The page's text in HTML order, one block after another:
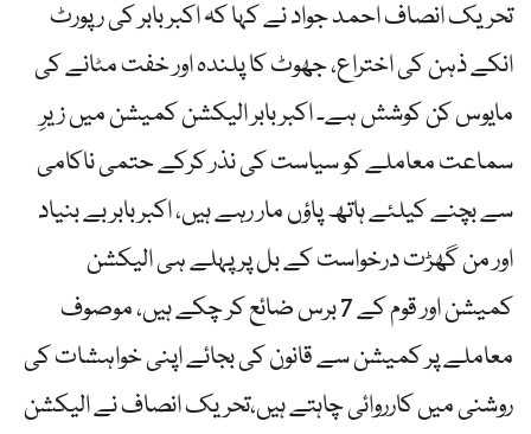
تحریک انصاف احمد جواد نے کہا کہ اکبر بابر کی رپورٹ
انکے ذہن کی اختراع، جھوٹ کا پلندہ اور خفت مٹانے کی
مایوس کن کوشش ہے۔ اکبر بابر الیکشن کمیشن میں زیرِ
سماعت معاملے کو سیاست کی نذر کرکے حتمی ناکامی
سے بچنے کیلئے ہاتھ پاؤں مار رہے ہیں، اکبر بابر بے بنیاد
اور من گھڑت درخواست کے بل پر پہلے ہی الیکشن
کمیشن اور قوم کے 7 برس ضائع کر چکے ہیں، موصوف
معاملے پر کمیشن سے قانون کی بجائے اپنی خواہشات کی
روشنی میں کارروائی چاہتے ہیں،تحریک انصاف نے الیکشن